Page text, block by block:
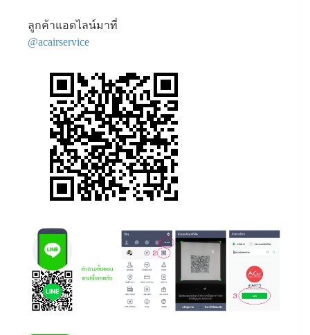
ลูกค้าแอดไลน์มาที่
@acairservice